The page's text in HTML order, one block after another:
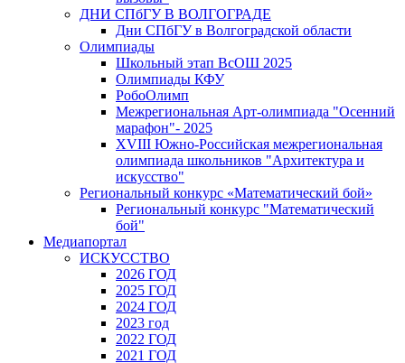
ДНИ СПбГУ В ВОЛГОГРАДЕ
Дни СПбГУ в Волгоградской области
Олимпиады
Школьный этап ВсОШ 2025
Олимпиады КФУ
РобоОлимп
Межрегиональная Арт-олимпиада "Осенний
марафон"- 2025
XVIII Южно-Российская межрегиональная
олимпиада школьников "Архитектура и
искусство"
Региональный конкурс «Математический бой»
Региональный конкурс "Математический
бой"
Медиапортал
ИСКУССТВО
2026 ГОД
2025 ГОД
2024 ГОД
2023 год
2022 ГОД
2021 ГОД